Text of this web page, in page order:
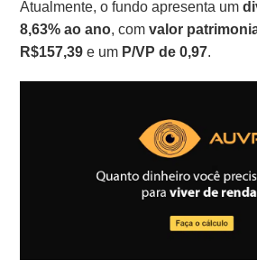
Atualmente, o fundo apresenta um
8,63% ao ano, comvalor
R$157,39e um P/VP de 0,97.